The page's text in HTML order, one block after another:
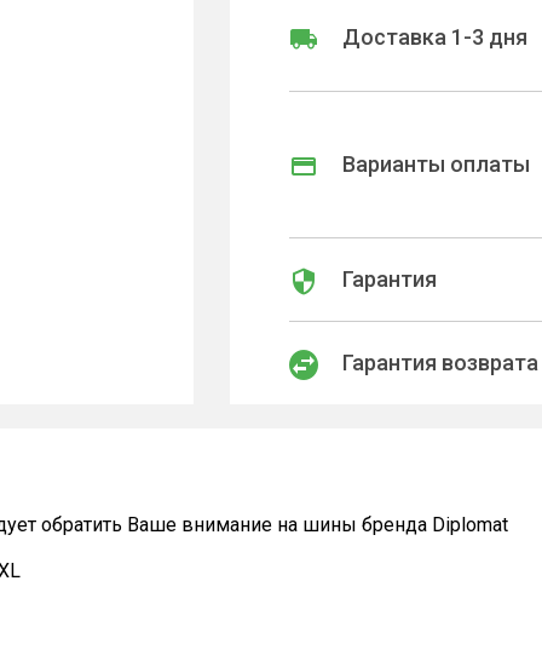
Доставка 1-3 дня
Варианты оплаты
Гарантия
Гарантия возврата
обратить Ваше внимание на шины бренда Diplomat